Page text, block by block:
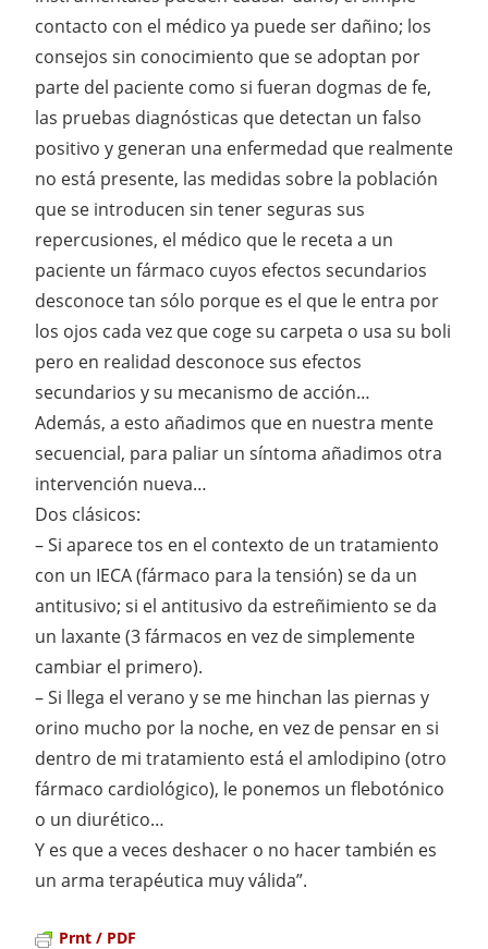
contacto con el médico ya puede ser dañino; los
consejos sin conocimiento que se adoptan por
parte del paciente como si fueran dogmas de fe,
las pruebas diagnósticas que detectan un falso
positivo y generan una enfermedad que realmente
no está presente, las medidas sobre la población
que se introducen sin tener seguras sus
repercusiones, el médico que le receta a un
paciente un fármaco cuyos efectos secundarios
desconoce tan sólo porque es el que le entra por
los ojos cada vez que coge su carpeta o usa su boli
pero en realidad desconoce sus efectos
secundarios y su mecanismo de acción…
Además, a esto añadimos que en nuestra mente
secuencial, para paliar un síntoma añadimos otra
intervención nueva…
Dos clásicos:
– Si aparece tos en el contexto de un tratamiento
con un IECA (fármaco para la tensión) se da un
antitusivo; si el antitusivo da estreñimiento se da
un laxante (3 fármacos en vez de simplemente
cambiar el primero).
– Si llega el verano y se me hinchan las piernas y
orino mucho por la noche, en vez de pensar en si
dentro de mi tratamiento está el amlodipino (otro
fármaco cardiológico), le ponemos un flebotónico
o un diurético…
Y es que a veces deshacer o no hacer también es
un arma terapéutica muy válida”.
Prnt / PDF